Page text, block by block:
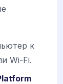
к
Wi-Fi.